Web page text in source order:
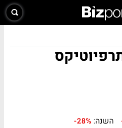
השנה: -28%